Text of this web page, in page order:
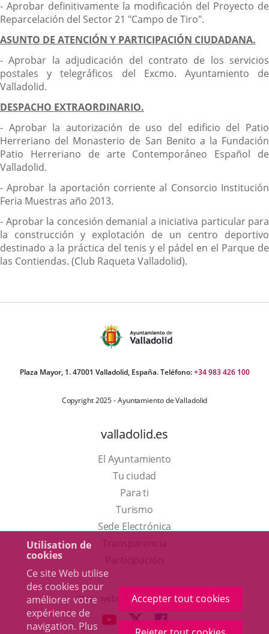
Utilisation de
cookies
Ce site Web utilise
des cookies pour
améliorer votre
expérience de
navigation. Plus
Accepter tout cookies
- Aprobar definitivamente la modificación del Proyecto de
Reparcelación del Sector 21 "Campo de Tiro".
ASUNTO DE ATENCIÓN Y PARTICIPACIÓN CIUDADANA.
- Aprobar la adjudicación del contrato de los servicios
postales y telegráficos del Excmo. Ayuntamiento de
Valladolid.
DESPACHO EXTRAORDINARIO.
- Aprobar la autorización de uso del edificio del Patio
Herreriano del Monasterio de San Benito a la Fundación
Patio Herreriano de arte Contemporáneo Español de
Valladolid.
- Aprobar la aportación corriente al Consorcio Institución
Feria Muestras año 2013.
- Aprobar la concesión demanial a iniciativa particular para
la construcción y explotación de un centro deportivo
destinado a la práctica del tenis y el pádel en el Parque de
las Contiendas. (Club Raqueta Valladolid).
Plaza Mayor, 1. 47001 Valladolid, España. Teléfono:+34 983 426 100
Copyright 2025 - Ayuntamiento de Valladolid
valladolid.es
El Ayuntamiento
Tu ciudad
Para ti
TurismoEste
enlace
una
ventana
nueva.
Sede Electrónica
externa.
Otras webs del ayuntamiento
ENLACEENLACEENLACE